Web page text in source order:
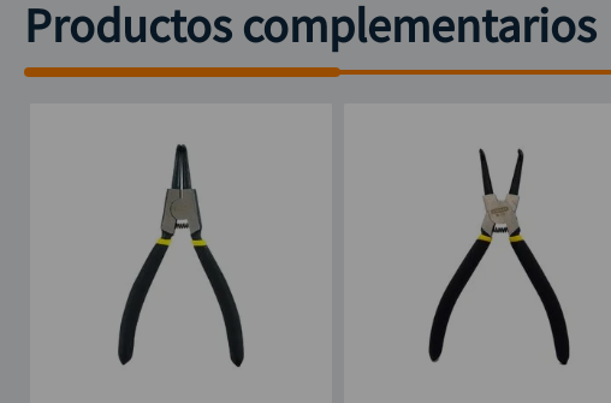
Productos complementarios